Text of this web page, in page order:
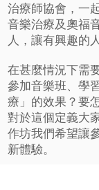
治療師協會，一
音樂治療及奧福
人，讓有興趣的
在甚麼情況下需
參加音樂班、學
療」的效果？要
對於這個定義大
作坊我們希望讓
新體驗。